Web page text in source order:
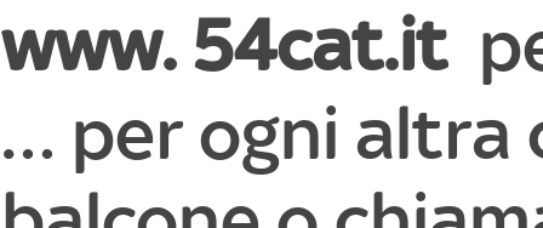
www. 54cat.it
… per ogni altra